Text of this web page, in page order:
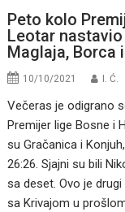
Peto kolo
Leotar
Maglaja, Borca
10/10/2021 I. Ć.
Večeras je odigrano
Premijer lige Bosne i
su Gračanica i
26:26. Sjajni su bili
sa deset. Ovo je
sa Krivajom u